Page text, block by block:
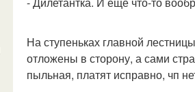
На ступеньках главной
отложены в сторону, а сами
пыльная, платят исправно, чп